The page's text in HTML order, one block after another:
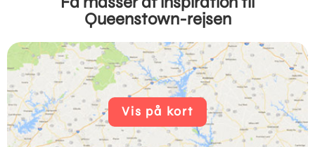
Queenstown-rejsen
Vis på kort